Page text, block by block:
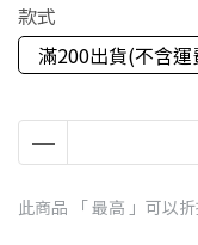
款式
滿200出貨(不含運
此商品 「 最高 」可以